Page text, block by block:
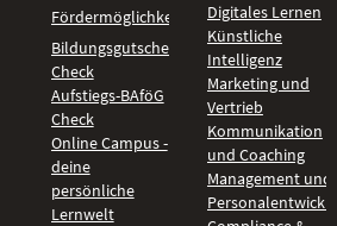
Fördermöglichkeiten
Bildungsgutschein
Check
Aufstiegs-BAföG
Check
Online Campus -
deine
persönliche
Lernwelt
Digitales Lernen
Künstliche
Intelligenz
Marketing und
Vertrieb
Kommunikation
und Coaching
Management und